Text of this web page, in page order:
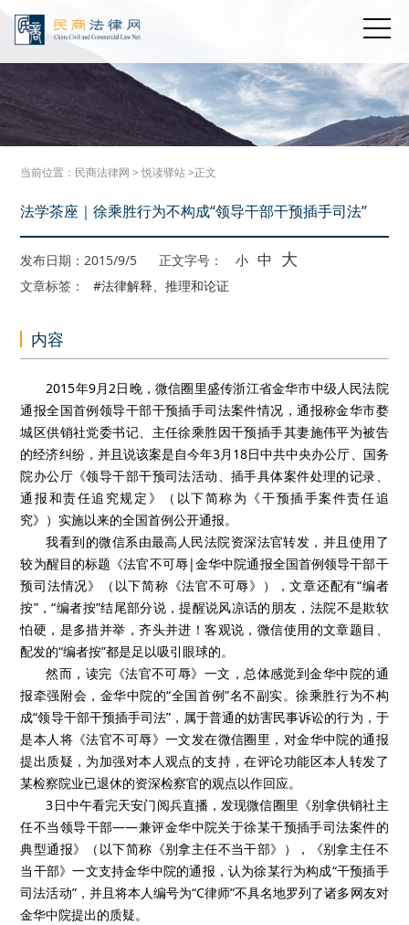
当前位置： 民商法律网 >悦读驿站>正文
法学茶座｜徐乘胜行为不构成“领导干部干预插手司法”
发布日期：2015/9/5 正文字号： 小 中 大
文章标签： #法律解释、推理和论证
内容
2015年9月2日晚，微信圈里盛传浙江省金华市中级人民法院
通报全国首例领导干部干预插手司法案件情况，通报称金华市婺
城区供销社党委书记、主任徐乘胜因干预插手其妻施伟平为被告
的经济纠纷，并且说该案是自今年3月18日中共中央办公厅、国务
院办公厅《领导干部干预司法活动、插手具体案件处理的记录、
通报和责任追究规定》（以下简称为《干预插手案件责任追
究》）实施以来的全国首例公开通报。
我看到的微信系由最高人民法院资深法官转发，并且使用了
较为醒目的标题《法官不可辱|金华中院通报全国首例领导干部干
预司法情况》（以下简称《法官不可辱》），文章还配有“编者
按”，“编者按”结尾部分说，提醒说风凉话的朋友，法院不是欺软
怕硬，是多措并举，齐头并进！客观说，微信使用的文章题目、
配发的“编者按”都是足以吸引眼球的。
然而，读完《法官不可辱》一文，总体感觉到金华中院的通
报牵强附会，金华中院的“全国首例”名不副实。徐乘胜行为不构
成“领导干部干预插手司法”，属于普通的妨害民事诉讼的行为，于
是本人将《法官不可辱》一文发在微信圈里，对金华中院的通报
提出质疑，为加强对本人观点的支持，在评论功能区本人转发了
某检察院业已退休的资深检察官的观点以作回应。
3日中午看完天安门阅兵直播，发现微信圈里《别拿供销社主
任不当领导干部——兼评金华中院关于徐某干预插手司法案件的
典型通报》（以下简称《别拿主任不当干部》），《别拿主任不
当干部》一文支持金华中院的通报，认为徐某行为构成“干预插手
司法活动”，并且将本人编号为“C律师”不具名地罗列了诸多网友对
金华中院提出的质疑。